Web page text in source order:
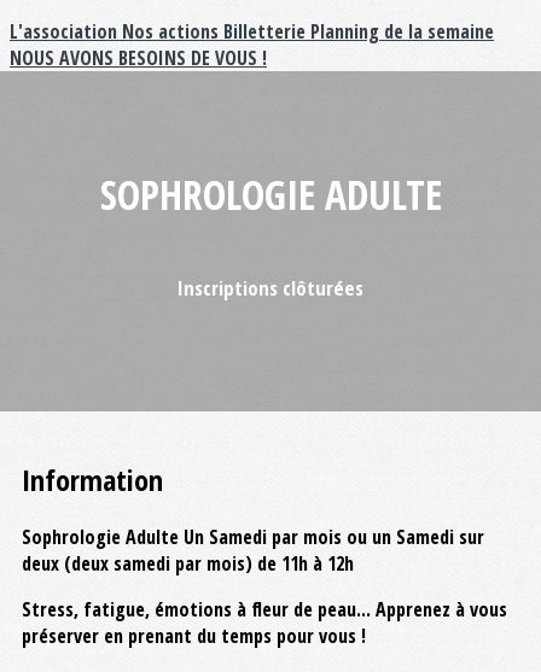
L'association Nos actions Billetterie Planning de la semaine
NOUS AVONS BESOINS DE VOUS !
SOPHROLOGIE ADULTE
Inscriptions clôturées
Information
Sophrologie Adulte Un Samedi par mois ou un Samedi sur
deux (deux samedi par mois) de 11h à 12h
Stress, fatigue, émotions à fleur de peau... Apprenez à vous
préserver en prenant du temps pour vous !